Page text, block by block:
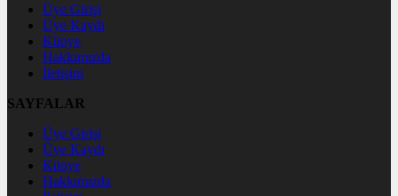
Üye Girişi
Üye Kaydı
Künye
Hakkımızda
İletişim
SAYFALAR
Üye Girişi
Üye Kaydı
Künye
Hakkımızda